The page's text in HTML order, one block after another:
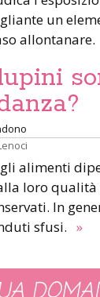
un
allontanare.
alimenti
loro
In
sfusi. »